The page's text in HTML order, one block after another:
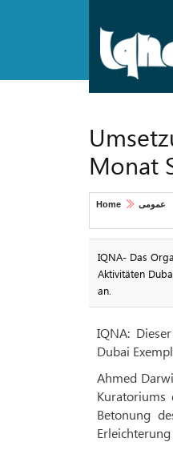
Monat
Home عمومی
IQNA- Das
Aktivitäten
an.
IQNA:
Dubai
Ahmed
Betonung